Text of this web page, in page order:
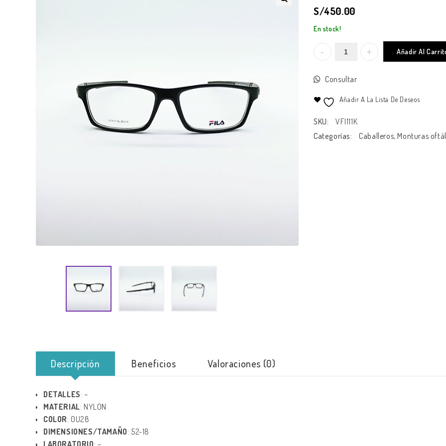
S/450.00
En stock!
Añadir Al
Consultar
Añadir A La Lista De Deseos
SKU:
VFI111K
Categorías:
Caballeros, Monturas
Descripción Beneficios Valoraciones (0)
DETALLES: –
MATERIAL: NYLON
COLOR: 0U28
DIMENSIONES/TAMAÑO: 52-18
LABORATORIO: –